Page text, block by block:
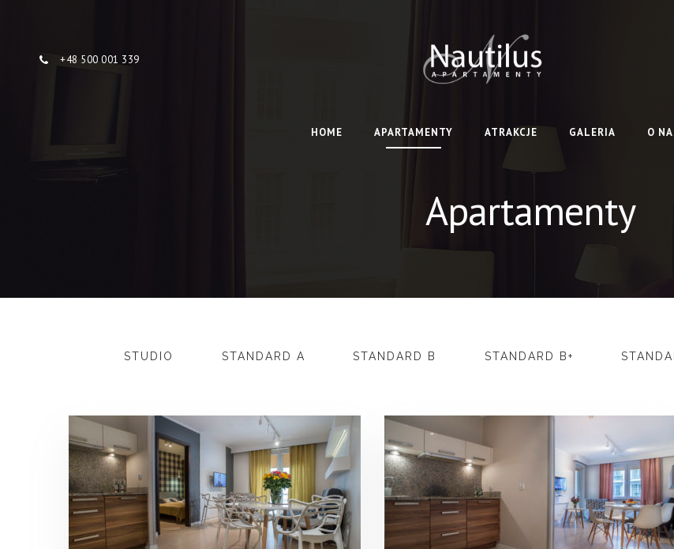
+48 500 001 339
HOME APARTAMENTY ATRAKCJE GALERIA O
Apartamenty
STUDIO STANDARD A STANDARD B STANDARD B+